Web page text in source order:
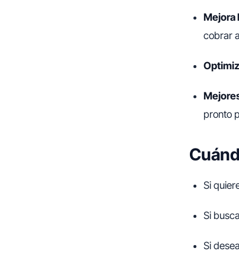
Mejora
cobrar
pronto
Si
Si
Si